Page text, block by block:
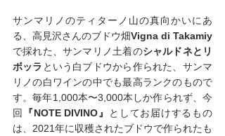
サンマリノのティターノ山の真向かいにあ
る、高見沢さんのブドウ畑Vigna di Takamiy
で採れた、サンマリノ土着のシャルドネとリ
ボッラ という白ブドウから作られた、サンマ
リノの白ワインの中でも最高ランクのもので
す。毎年1,000本〜3,000本しか作られず、今
回
『NOTE DIVINO』
としてお届けするもの
は、2021年に収穫されたブドウで作られたも